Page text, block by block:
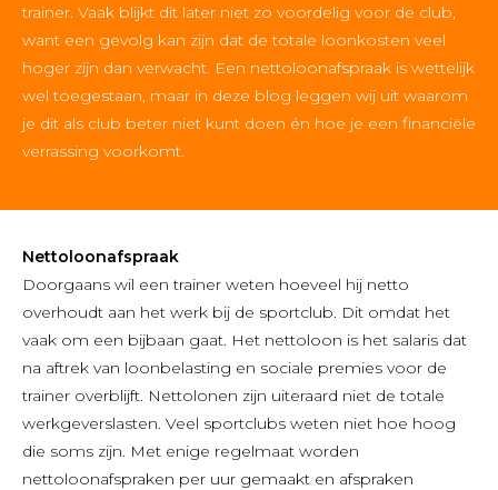
trainer. Vaak blijkt dit later niet zo voordelig voor de club,
want een gevolg kan zijn dat de totale loonkosten veel
hoger zijn dan verwacht. Een nettoloonafspraak is wettelijk
wel toegestaan, maar in deze blog leggen wij uit waarom
je dit als club beter niet kunt doen én hoe je een financiële
verrassing voorkomt.
Nettoloonafspraak
Doorgaans wil een trainer weten hoeveel hij netto
overhoudt aan het werk bij de sportclub. Dit omdat het
vaak om een bijbaan gaat. Het nettoloon is het salaris dat
na aftrek van loonbelasting en sociale premies voor de
trainer overblijft. Nettolonen zijn uiteraard niet de totale
werkgeverslasten. Veel sportclubs weten niet hoe hoog
die soms zijn. Met enige regelmaat worden
nettoloonafspraken per uur gemaakt en afspraken